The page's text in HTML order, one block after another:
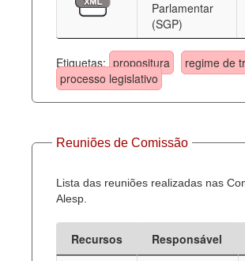
Parlamentar
(SGP)
Etiquetas: propositura
regime de
processo legislativo
Reuniões de Comissão
Lista das reuniões realizadas nas
Alesp.
Recursos Responsável